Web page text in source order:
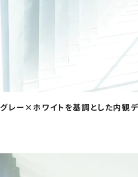
グレー×ホワイトを基調とした内観デ